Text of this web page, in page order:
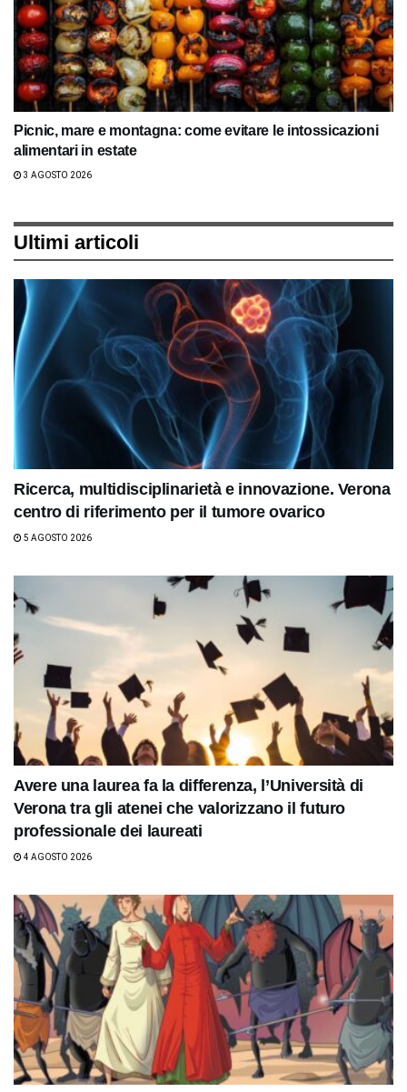
Picnic, mare e montagna: come evitare le intossicazioni
alimentari in estate
3 AGOSTO 2026
Ultimi articoli
Ricerca, multidisciplinarietà e innovazione. Verona
centro di riferimento per il tumore ovarico
5 AGOSTO 2026
Avere una laurea fa la differenza, l’Università di
Verona tra gli atenei che valorizzano il futuro
professionale dei laureati
4 AGOSTO 2026